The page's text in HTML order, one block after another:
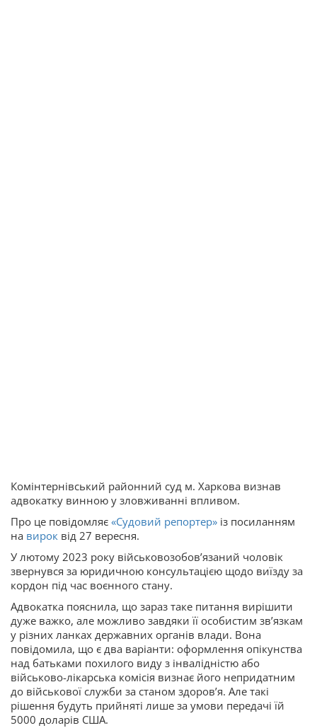
Комінтернівський районний суд м. Харкова визнав
адвокатку винною у зловживанні впливом.
Про це повідомляє «Судовий репортер» із посиланням
на вирок від 27 вересня.
У лютому 2023 року військовозобовʼязаний чоловік
звернувся за юридичною консультацією щодо виїзду за
кордон під час воєнного стану.
Адвокатка пояснила, що зараз таке питання вирішити
дуже важко, але можливо завдяки її особистим звʼязкам
у різних ланках державних органів влади. Вона
повідомила, що є два варіанти: оформлення опікунства
над батьками похилого виду з інвалідністю або
військово-лікарська комісія визнає його непридатним
до військової служби за станом здоровʼя. Але такі
рішення будуть прийняті лише за умови передачі їй
5000 доларів США.